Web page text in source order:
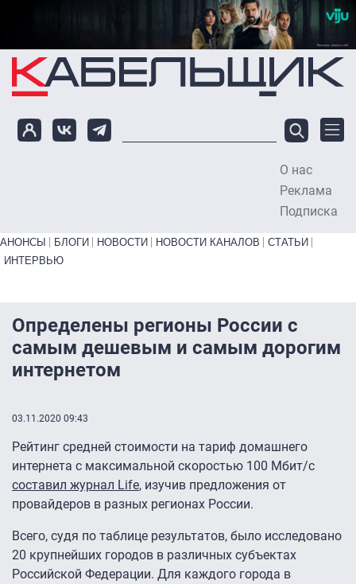
Перейти к основному содержанию
О нас
Реклама
Подписка
Primary links bottom
АНОНСЫ БЛОГИ НОВОСТИ НОВОСТИ КАНАЛОВ
СТАТЬИ
ИНТЕРВЬЮ
Определены регионы России с
самым дешевым и самым дорогим
интернетом
03.11.2020 09:43
Рейтинг средней стоимости на тариф домашнего
интернета с максимальной скоростью 100 Мбит/с
составил журнал Life, изучив предложения от
провайдеров в разных регионах России.
Всего, судя по таблице результатов, было исследовано
20 крупнейших городов в различных субъектах
Российской Федерации. Для каждого города в